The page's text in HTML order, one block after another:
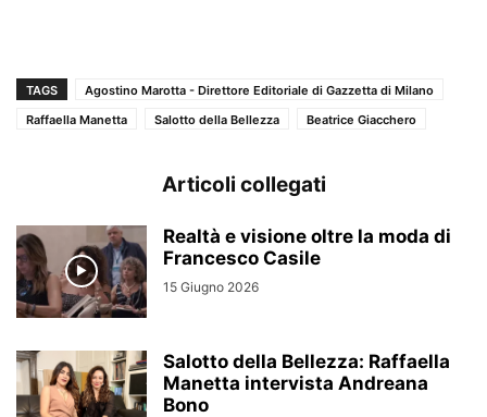
TAGS
Agostino Marotta - Direttore Editoriale di Gazzetta di Milano
Raffaella Manetta
Salotto della Bellezza Beatrice Giacchero
Articoli collegati
Realtà e visione oltre la moda di
Francesco Casile
15 Giugno 2026
Salotto della Bellezza: Raffaella
Manetta intervista Andreana
Bono